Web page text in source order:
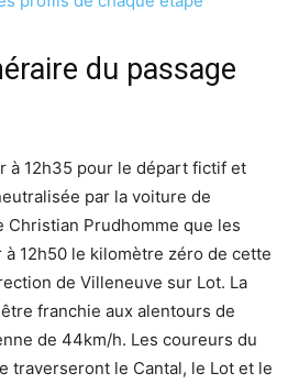
du passage
à 12h35 pour le départ fictif et
par la voiture de
Prudhomme que les
12h50 le kilomètre zéro de cette
de Villeneuve sur Lot. La
franchie aux alentours de
de 44km/h. Les coureurs du
traverseront le Cantal, le Lot et le